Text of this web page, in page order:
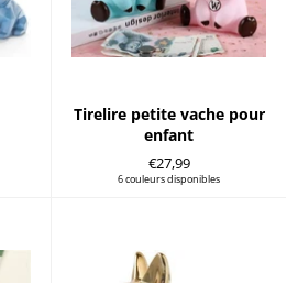
Tirelire petite vache pour
enfant
Prix
régulier
€27,99
6 couleurs disponibles